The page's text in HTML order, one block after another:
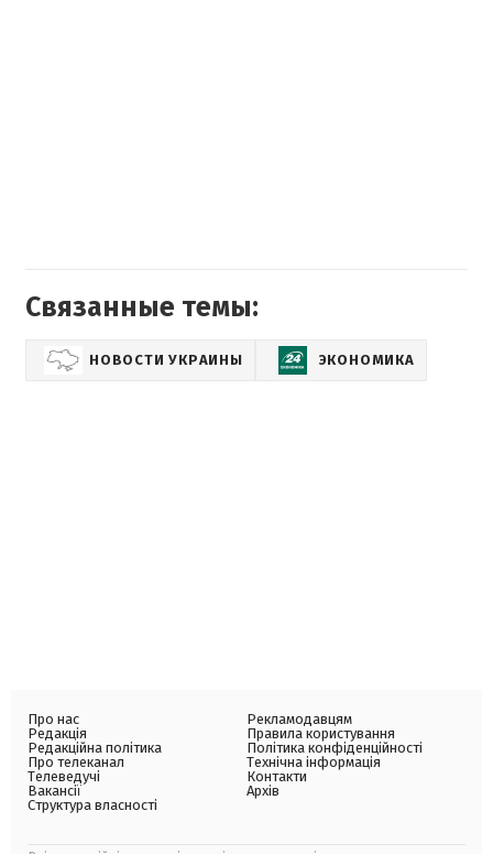
Связанные темы:
НОВОСТИ УКРАИНЫ ЭКОНОМИКА
Про нас
Редакція
Редакційна політика
Про телеканал
Телеведучі
Вакансії
Структура власності
Рекламодавцям
Правила користування
Політика конфіденційності
Технічна інформація
Контакти
Архів